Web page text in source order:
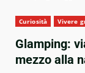
Curiosità Vivere
Glamping:
mezzo alla